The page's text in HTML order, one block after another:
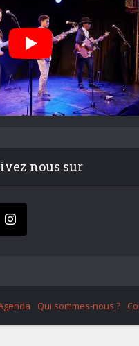
nous sur
Qui sommes-nous ?